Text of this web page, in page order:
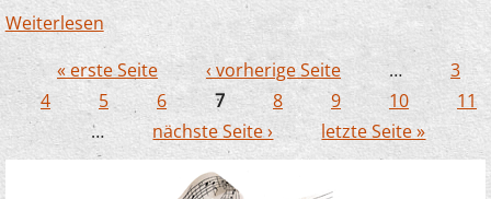
Weiterlesen über Danke, lieber Nikolaus - das war toll !
Seiten
« erste Seite ‹ vorherige Seite …
3
4
5 6 7 8 9 10
11
…
nächste Seite › letzte Seite »